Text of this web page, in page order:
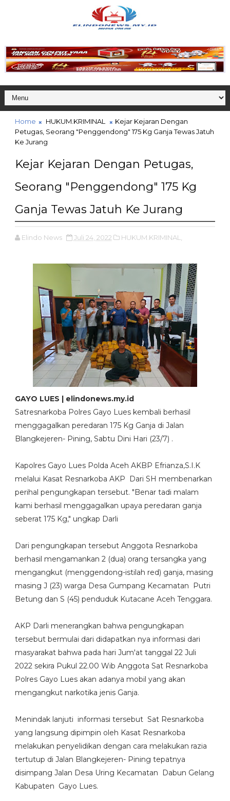
Home HUKUM.KRIMINAL
Kejar Kejaran Dengan
Petugas, Seorang "Penggendong" 175 Kg Ganja Tewas Jatuh
Ke Jurang
Kejar Kejaran Dengan Petugas,
Seorang "Penggendong" 175 Kg
Ganja Tewas Jatuh Ke Jurang
Elindo News Juli 24, 2022 HUKUM.KRIMINAL,
GAYO LUES | elindonews.my.id
Satresnarkoba Polres Gayo Lues kembali berhasil
menggagalkan peredaran 175 Kg Ganja di Jalan
Blangkejeren- Pining, Sabtu Dini Hari (23/7) .
Kapolres Gayo Lues Polda Aceh AKBP Efrianza,S.I.K
melalui Kasat Resnarkoba AKP Dari SH membenarkan
perihal pengungkapan tersebut. "Benar tadi malam
kami berhasil menggagalkan upaya peredaran ganja
seberat 175 Kg," ungkap Darli
Dari pengungkapan tersebut Anggota Resnarkoba
berhasil mengamankan 2 (dua) orang tersangka yang
mengangkut (menggendong-istilah red) ganja, masing
masing J (23) warga Desa Gumpang Kecamatan Putri
Betung dan S (45) penduduk Kutacane Aceh Tenggara.
AKP Darli menerangkan bahwa pengungkapan
tersebut bermulai dari didapatkan nya informasi dari
masyarakat bahwa pada hari Jum'at tanggal 22 Juli
2022 sekira Pukul 22.00 Wib Anggota Sat Resnarkoba
Polres Gayo Lues akan adanya mobil yang akan
mengangkut narkotika jenis Ganja.
Menindak lanjuti informasi tersebut Sat Resnarkoba
yang langsung dipimpin oleh Kasat Resnarkoba
melakukan penyelidikan dengan cara melakukan razia
tertutup di Jalan Blangkejeren- Pining tepatnya
disimpang Jalan Desa Uring Kecamatan Dabun Gelang
Kabupaten Gayo Lues.